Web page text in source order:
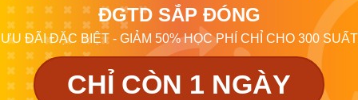
ĐGTD SẮP ĐÓNG
ƯU ĐÃI ĐẶC BIỆT - GIẢM 50% HỌC PHÍ CHỈ CHO 300 SUẤT
CHỈ CÒN 1 NGÀY